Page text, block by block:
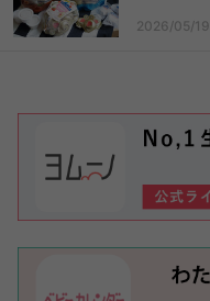
2026/05/19